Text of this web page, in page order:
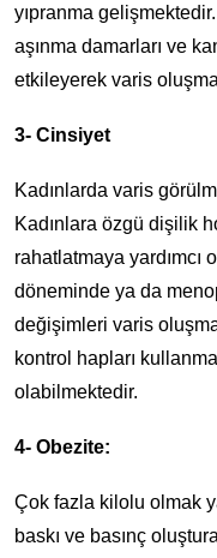
yıpranma
aşınma damarları ve
etkileyerek varis
3- Cinsiyet
Kadınlarda varis
Kadınlara özgü dişilik
rahatlatmaya yardımcı
döneminde ya da
değişimleri varis
kontrol hapları
olabilmektedir.
4- Obezite:
Çok fazla kilolu olmak
baskı ve basınç